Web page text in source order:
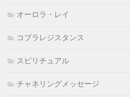
オーロラ・レイ
コブラレジスタンス
スピリチュアル
チャネリングメッセージ